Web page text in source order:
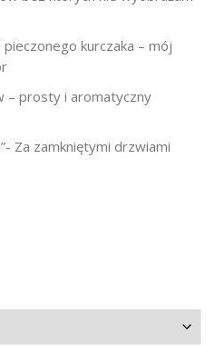
kurczaka – mój
– prosty i aromatyczny
Za zamkniętymi drzwiami